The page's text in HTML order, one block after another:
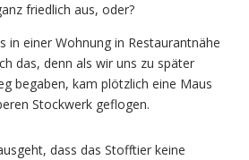
friedlich aus, oder?
in einer Wohnung in Restaurantnähe
das, denn als wir uns zu später
begaben, kam plötzlich eine Maus
Stockwerk geflogen.
dass das Stofftier keine